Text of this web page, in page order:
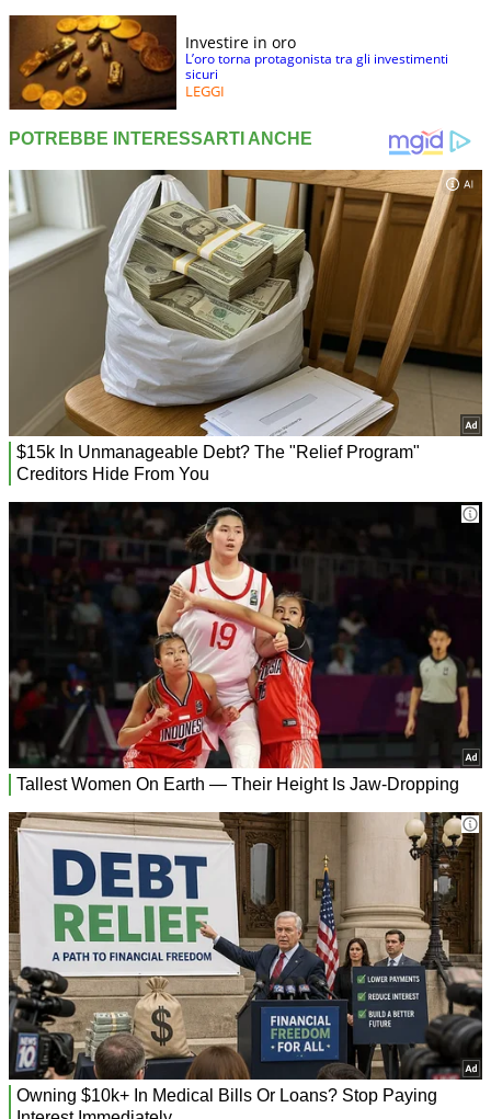
Investire in oro
L’oro torna protagonista tra gli investimenti
sicuri
LEGGI